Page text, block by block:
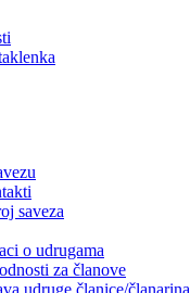
saveza
o udrugama
za članove
udruge članice/članarina